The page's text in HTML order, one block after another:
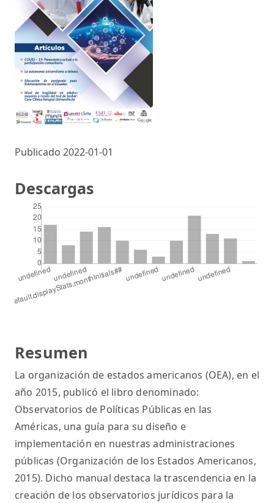
Publicado 2022-01-01
Resumen
La organización de estados americanos (OEA), en el
año 2015, publicó el libro denominado:
Observatorios de Políticas Públicas en las
Américas, una guía para su diseño e
implementación en nuestras administraciones
públicas (Organización de los Estados Americanos,
2015). Dicho manual destaca la trascendencia en la
creación de los observatorios jurídicos para la
Descargas